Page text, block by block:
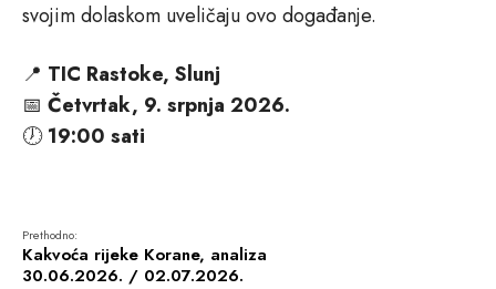
svojim dolaskom uveličaju ovo događanje.
📍 TIC Rastoke, Slunj
📅 Četvrtak, 9. srpnja 2026.
🕖19:00 sati
Prethodno:
Kakvoća rijeke Korane, analiza
30.06.2026. / 02.07.2026.